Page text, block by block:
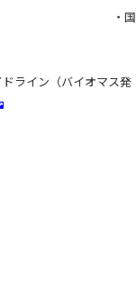
国
マス発